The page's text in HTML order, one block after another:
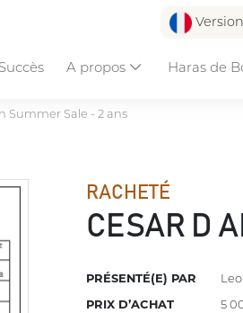
Succès A propos Haras de
Summer Sale - 2 ans
RACHETÉ
CESAR D
PRÉSENTÉ(E) PAR
PRIX D’ACHAT
5